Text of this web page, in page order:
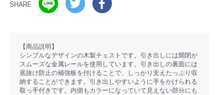
SHARE
【商品説明】
シンプルなデザインの木製チェストです。引き出しには開閉が
スムーズな金属レールを使用しています。引き出しの裏面には
底抜け防止の補強板を付けることで、しっかり支えたっぷり収
納することができます。引き出しやすいように手をかけられる
取っ手付きです。内側もカラーになっていて見えない部分にも